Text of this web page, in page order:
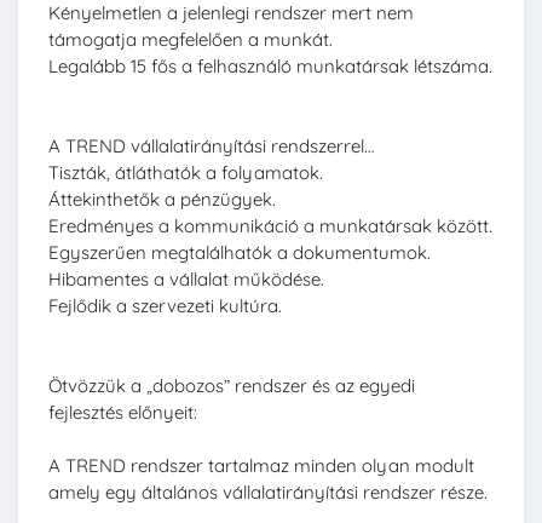
Kényelmetlen a jelenlegi rendszer mert nem
támogatja megfelelően a munkát.
Legalább 15 fős a felhasználó munkatársak létszáma.
A TREND vállalatirányítási rendszerrel…
Tiszták, átláthatók a folyamatok.
Áttekinthetők a pénzügyek.
Eredményes a kommunikáció a munkatársak között.
Egyszerűen megtalálhatók a dokumentumok.
Hibamentes a vállalat működése.
Fejlődik a szervezeti kultúra.
Ötvözzük a „dobozos” rendszer és az egyedi
fejlesztés előnyeit:
A TREND rendszer tartalmaz minden olyan modult
amely egy általános vállalatirányítási rendszer része.